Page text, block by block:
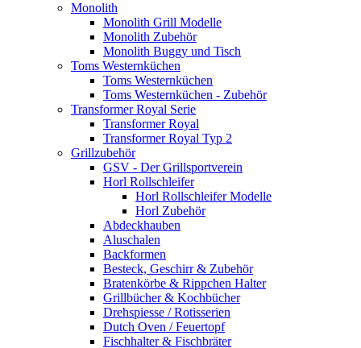
Monolith
Monolith Grill Modelle
Monolith Zubehör
Monolith Buggy und Tisch
Toms Westernküchen
Toms Westernküchen
Toms Westernküchen - Zubehör
Transformer Royal Serie
Transformer Royal
Transformer Royal Typ 2
Grillzubehör
GSV - Der Grillsportverein
Horl Rollschleifer
Horl Rollschleifer Modelle
Horl Zubehör
Abdeckhauben
Aluschalen
Backformen
Besteck, Geschirr & Zubehör
Bratenkörbe & Rippchen Halter
Grillbücher & Kochbücher
Drehspiesse / Rotisserien
Dutch Oven / Feuertopf
Fischhalter & Fischbräter